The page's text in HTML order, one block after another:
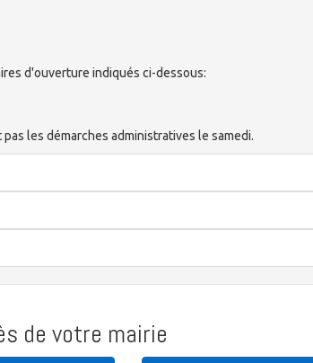
d'ouverture indiqués ci-dessous:
les démarches administratives le samedi.
de votre mairie